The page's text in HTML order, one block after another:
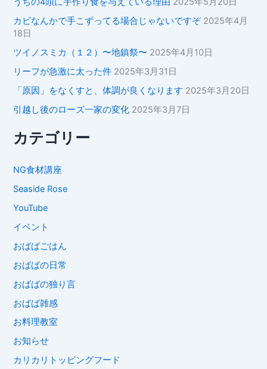
カビなんかで手こずってる場合じゃないですぞ 2025年4月
18日
ツイノスミカ（１２）〜地鎮祭〜 2025年4月10日
リーフが急激に太った件 2025年3月31日
「原因」をなくすと、体調が良くなります 2025年3月20日
引越し後のローズ一家の変化 2025年3月7日
カテゴリー
NG食材講座
Seaside Rose
YouTube
イベント
おばばごはん
おばばの日常
おばばの独り言
おばば雑感
お料理教室
お知らせ
カリカリトッピングフード